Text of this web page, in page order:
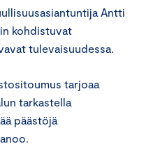
Antti
kohdistuvat
tulevaisuudessa.
tarjoaa
tarkastella
päästöjä